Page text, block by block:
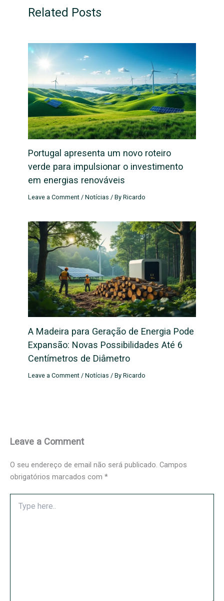
Related Posts
Portugal apresenta um novo roteiro
verde para impulsionar o investimento
em energias renováveis
Leave a Comment /Notícias / ByRicardo
A Madeira para Geração de Energia Pode
Expansão: Novas Possibilidades Até 6
Centímetros de Diâmetro
Leave a Comment /Notícias / ByRicardo
Leave a Comment
O seu endereço de email não será publicado. Campos
obrigatórios marcados com *
here..